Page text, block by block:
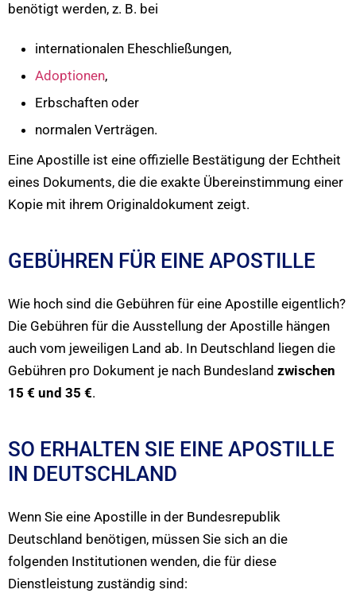
benötigt werden, z. B. bei
internationalen Eheschließungen,
Adoptionen,
Erbschaften oder
normalen Verträgen.
Eine Apostille ist eine offizielle Bestätigung der Echtheit
eines Dokuments, die die exakte Übereinstimmung einer
Kopie mit ihrem Originaldokument zeigt.
GEBÜHREN FÜR EINE APOSTILLE
Wie hoch sind die Gebühren für eine Apostille eigentlich?
Die Gebühren für die Ausstellung der Apostille hängen
auch vom jeweiligen Land ab. In Deutschland liegen die
Gebühren pro Dokument je nach Bundesland zwischen
15 € und 35 €.
SO ERHALTEN SIE EINE APOSTILLE
IN DEUTSCHLAND
Wenn Sie eine Apostille in der Bundesrepublik
Deutschland benötigen, müssen Sie sich an die
folgenden Institutionen wenden, die für diese
Dienstleistung zuständig sind: